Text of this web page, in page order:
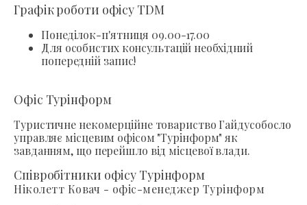
Графік роботи офісу TDM
Понеділок-п'ятниця 09.00-17.00
Для особистих консультацій необхідний
попередній запис!
Офіс Турінформ
Туристичне некомерційне товариство Гайдусобосло
управляє місцевим офісом "Турінформ" як
завданням, що перейшло від місцевої влади.
Співробітники офісу Турінформ
Ніколетт Ковач - офіс-менеджер Турінформ